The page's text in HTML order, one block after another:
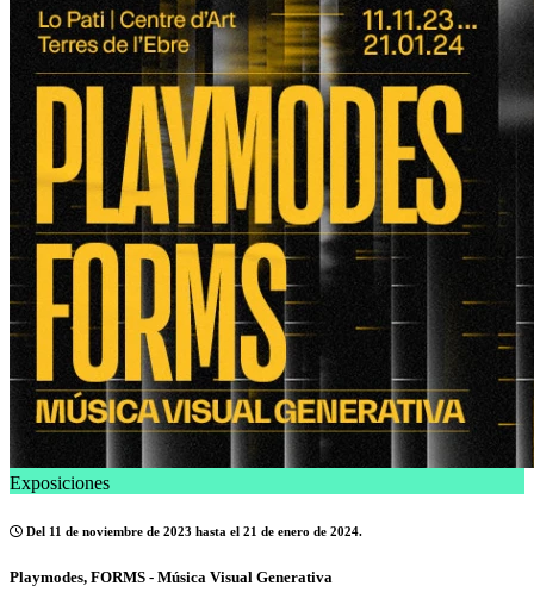
Exposiciones
Del 11 de noviembre de 2023 hasta el 21 de enero de 2024.
Playmodes, FORMS - Música Visual Generativa